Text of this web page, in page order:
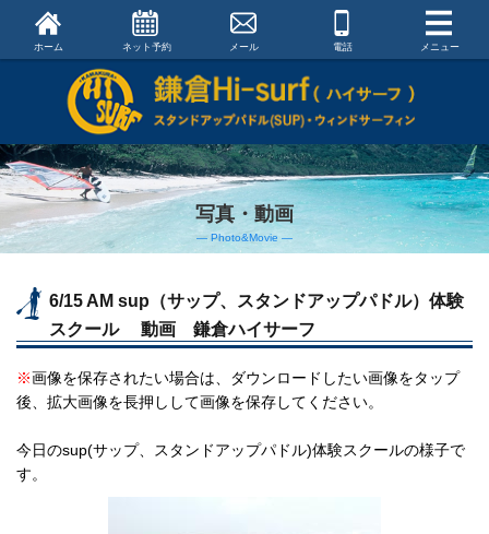
ホーム ネット予約 メール 電話 メニュー
写真・動画
― Photo&Movie ―
6/15 AM sup（サップ、スタンドアップパドル）体験
スクール 動画 鎌倉ハイサーフ
※画像を保存されたい場合は、ダウンロードしたい画像をタップ
後、拡大画像を長押しして画像を保存してください。
今日のsup(サップ、スタンドアップパドル)体験スクールの様子で
す。